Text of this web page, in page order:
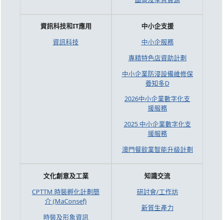
資訊科技和IT應用
資訊科技
中小企支援
中小企服務
專精特色店資助計劃
中小企業防浸設備維修保
養知多D
2026中小企業數字化支
援服務
2025 中小企業數字化支
援服務
澳門餐飲業智能升級計劃
文化創意及工業
CPTTM 時裝孵化計劃簡
介 (MaConsef)
時裝及形象資訊
知識交流
研討會/工作坊
新質生產力